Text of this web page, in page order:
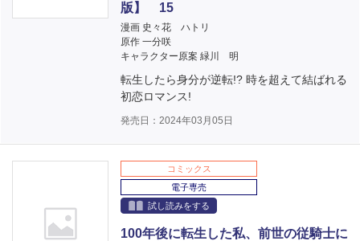
版】 15
漫画 史々花 ハトリ
原作 一分咲
キャラクター原案 緑川 明
転生したら身分が逆転!? 時を超えて結ばれる
初恋ロマンス!
発売日：2024年03月05日
コミックス
電子専売
試し読みをする
100年後に転生した私、前世の従騎士に